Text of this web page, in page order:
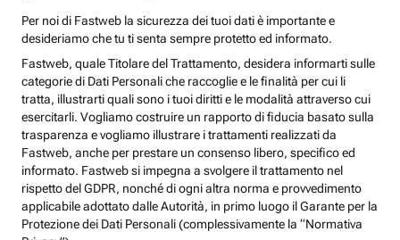
Per noi di Fastweb la sicurezza dei tuoi dati è importante e
desideriamo che tu ti senta sempre protetto ed informato.
Fastweb, quale Titolare del Trattamento, desidera informarti sulle
categorie di Dati Personali che raccoglie e le finalità per cui li
tratta, illustrarti quali sono i tuoi diritti e le modalità attraverso cui
esercitarli. Vogliamo costruire un rapporto di fiducia basato sulla
trasparenza e vogliamo illustrare i trattamenti realizzati da
Fastweb, anche per prestare un consenso libero, specifico ed
informato. Fastweb si impegna a svolgere il trattamento nel
rispetto del GDPR, nonché di ogni altra norma e provvedimento
applicabile adottato dalle Autorità, in primo luogo il Garante per la
Protezione dei Dati Personali (complessivamente la “Normativa